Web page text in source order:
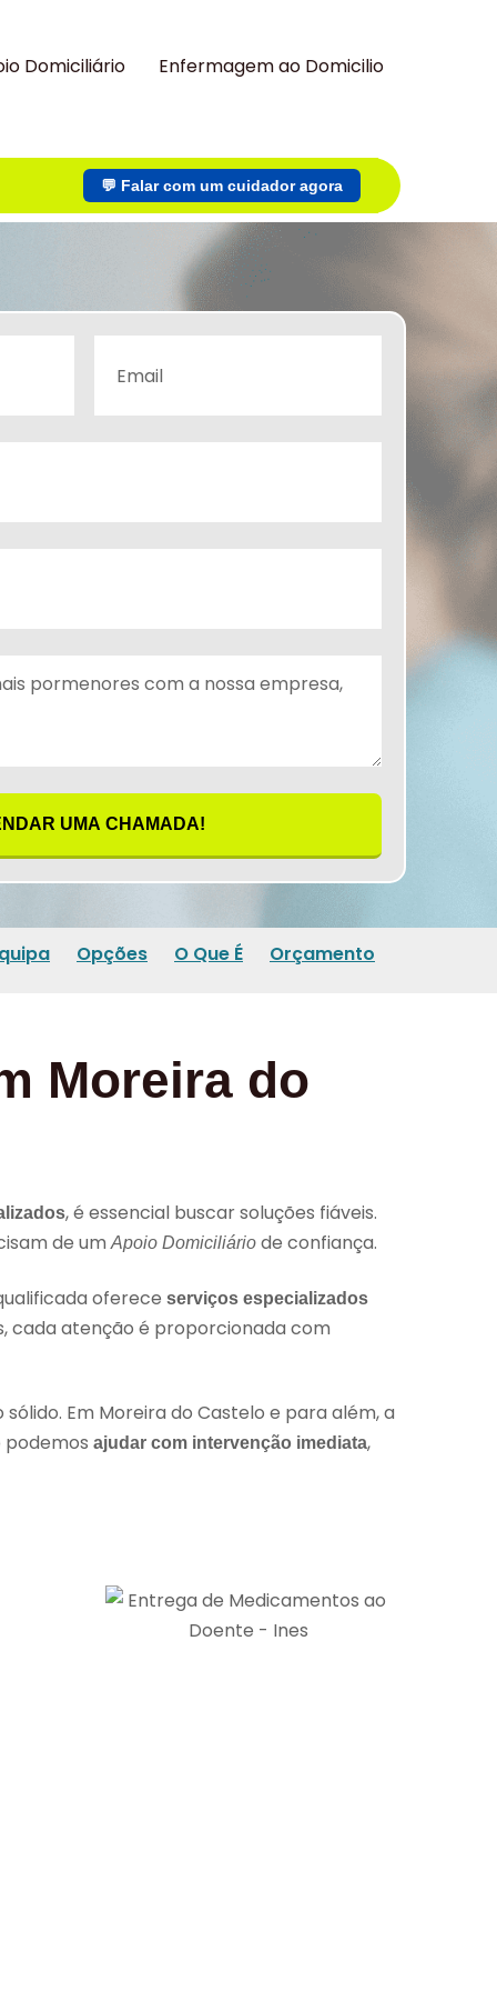
Domiciliário Enfermagem ao Domicilio
💬 Falar com um cuidador agora
UMA CHAMADA!
Opções O Que É Orçamento
Moreira do
, é essencial buscar soluções fiáveis.
de umApoio Domiciliário de confiança.
oferece serviços especializados
cada atenção é proporcionada com
Em Moreira do Castelo e para além, a
ajudar com intervenção imediata,